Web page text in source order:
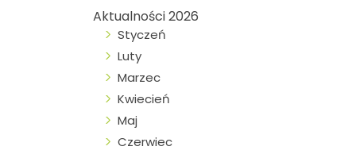
Aktualności 2026
Styczeń
Luty
Marzec
Kwiecień
Maj
Czerwiec